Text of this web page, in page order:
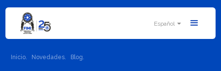
Español
Inicio. Novedades. Blog.